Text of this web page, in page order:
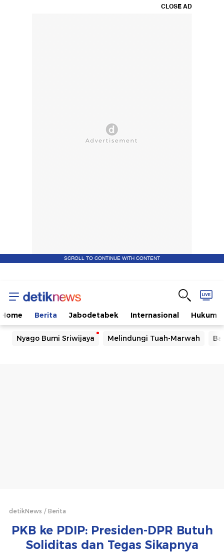
CLOSE AD
SCROLL TO CONTINUE WITH CONTENT
Home Berita Jabodetabek Internasional Hukum
Nyago Bumi Sriwijaya Melindungi Tuah-Marwah
detikNews Berita
PKB ke PDIP: Presiden-DPR Butuh
Soliditas dan Tegas Sikapnya